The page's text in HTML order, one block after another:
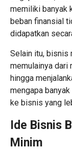
memiliki banyak
beban finansial
didapatkan
Selain itu, bisnis
memulainya dari
hingga
mengapa
ke bisnis yang
Ide Bisnis
Minim